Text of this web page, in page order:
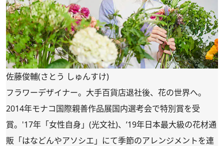
佐藤俊輔(さとう しゅんすけ)
フラワーデザイナー。大手百貨店退社後、花の世界へ。
2014年モナコ国際親善作品展国内選考会で特別賞を受
賞。'17年「女性自身」(光文社)、’19年日本最大級の花材通
販「はなどんやアソシエ 」にて季節のアレンジメントを連